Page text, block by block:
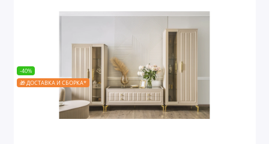
-40%
🎁 ДОСТАВКА И СБОРКА*